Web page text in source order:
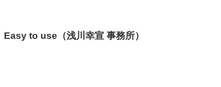
Easy to use（浅川幸宣 事務所）